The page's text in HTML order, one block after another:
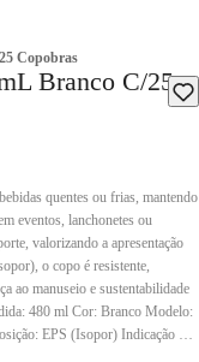
Copobras
Branco C/25
quentes ou frias, mantendo
eventos, lanchonetes ou
valorizando a apresentação
o copo é resistente,
ao manuseio e sustentabilidade
480 ml Cor: Branco Modelo:
EPS (Isopor) Indicação de